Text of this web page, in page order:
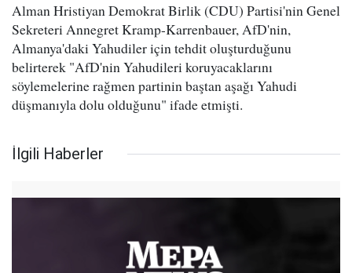
Alman Hristiyan Demokrat Birlik (CDU) Partisi'nin Genel
Sekreteri Annegret Kramp-Karrenbauer, AfD'nin,
Almanya'daki Yahudiler için tehdit oluşturduğunu
belirterek "AfD'nin Yahudileri koruyacaklarını
söylemelerine rağmen partinin baştan aşağı Yahudi
düşmanıyla dolu olduğunu" ifade etmişti.
İlgili Haberler